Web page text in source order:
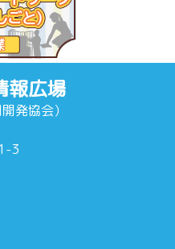
報広場
発協会）
3